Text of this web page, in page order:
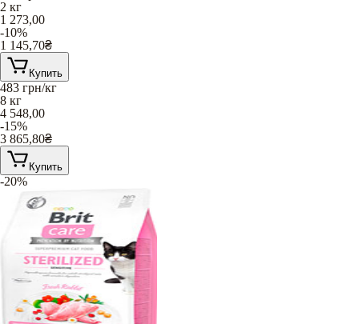
2 кг
1 273,00
-10%
1 145,70₴
Купить
483 грн/кг
8 кг
4 548,00
-15%
3 865,80₴
Купить
-20%